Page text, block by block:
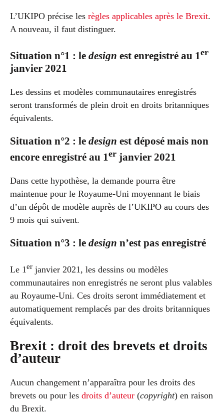
L’UKIPO précise les règles applicables après le Brexit.
A nouveau, il faut distinguer.
Situation n°1 : le design est enregistré au 1er
janvier 2021
Les dessins et modèles communautaires enregistrés
seront transformés de plein droit en droits britanniques
équivalents.
Situation n°2 : le design est déposé mais non
encore enregistré au 1er janvier 2021
Dans cette hypothèse, la demande pourra être
maintenue pour le Royaume-Uni moyennant le biais
d’un dépôt de modèle auprès de l’UKIPO au cours des
9 mois qui suivent.
Situation n°3 : le design n’est pas enregistré
Le 1er janvier 2021, les dessins ou modèles
communautaires non enregistrés ne seront plus valables
au Royaume-Uni. Ces droits seront immédiatement et
automatiquement remplacés par des droits britanniques
équivalents.
Brexit : droit des brevets et droits
d’auteur
Aucun changement n’apparaîtra pour les droits des
brevets ou pour les droits d’auteur (copyright) en raison
du Brexit.